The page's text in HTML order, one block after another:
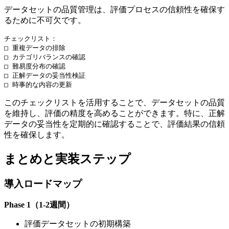
データセットの品質管理は、評価プロセスの信頼性を確保す
るために不可欠です。
チェックリスト：
□ 重複データの排除
□ カテゴリバランスの確認
□ 難易度分布の確認
□ 正解データの妥当性検証
このチェックリストを活用することで、データセットの品質
を維持し、評価の精度を高めることができます。特に、正解
データの妥当性を定期的に確認することで、評価結果の信頼
性を確保します。
まとめと実装ステップ
導入ロードマップ
Phase 1（1-2週間）
評価データセットの初期構築